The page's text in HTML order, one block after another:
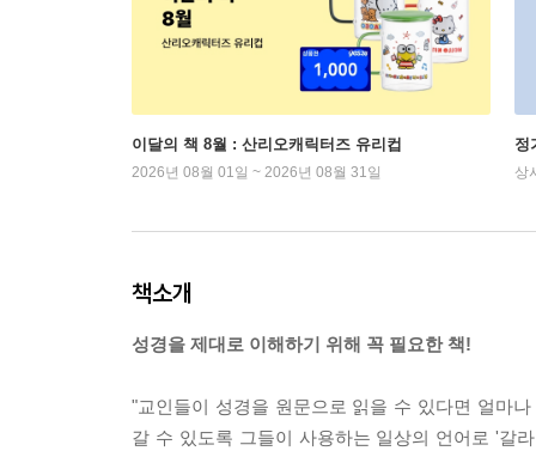
이달의 책 8월 : 산리오캐릭터즈 유리컵
2026년 08월 01일 ~ 2026년 08월 31일
정
상
책소개
성경을 제대로 이해하기 위해 꼭 필요한 책!
"교인들이 성경을 원문으로 읽을 수 있다면 얼마
갈 수 있도록 그들이 사용하는 일상의 언어로 '갈